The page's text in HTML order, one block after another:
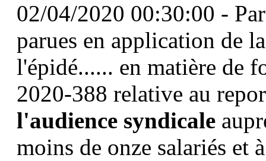
02/04/2020 00:30:00 -
parues en application de
l'épidé...... en matière de
2020-388 relative au
l'audience syndicale
moins de onze salariés et